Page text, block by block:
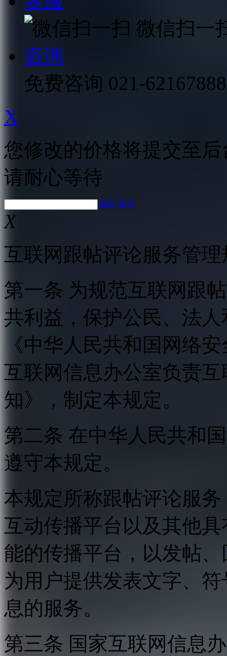
微信扫一
咨询
免费咨询 021-62167888
X
您修改的价格将提交至
请耐心等待
确定 取消
X
互联网跟帖评论服务管理
第一条 为规范互联网跟
共利益，保护公民、法
《中华人民共和国网络
互联网信息办公室负责
知》，制定本规定。
第二条 在中华人民共和
遵守本规定。
本规定所称跟帖评论服
互动传播平台以及其他
能的传播平台，以发帖
为用户提供发表文字、
息的服务。
第三条 国家互联网信息